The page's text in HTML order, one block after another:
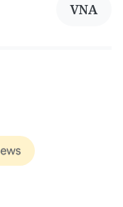
VNA